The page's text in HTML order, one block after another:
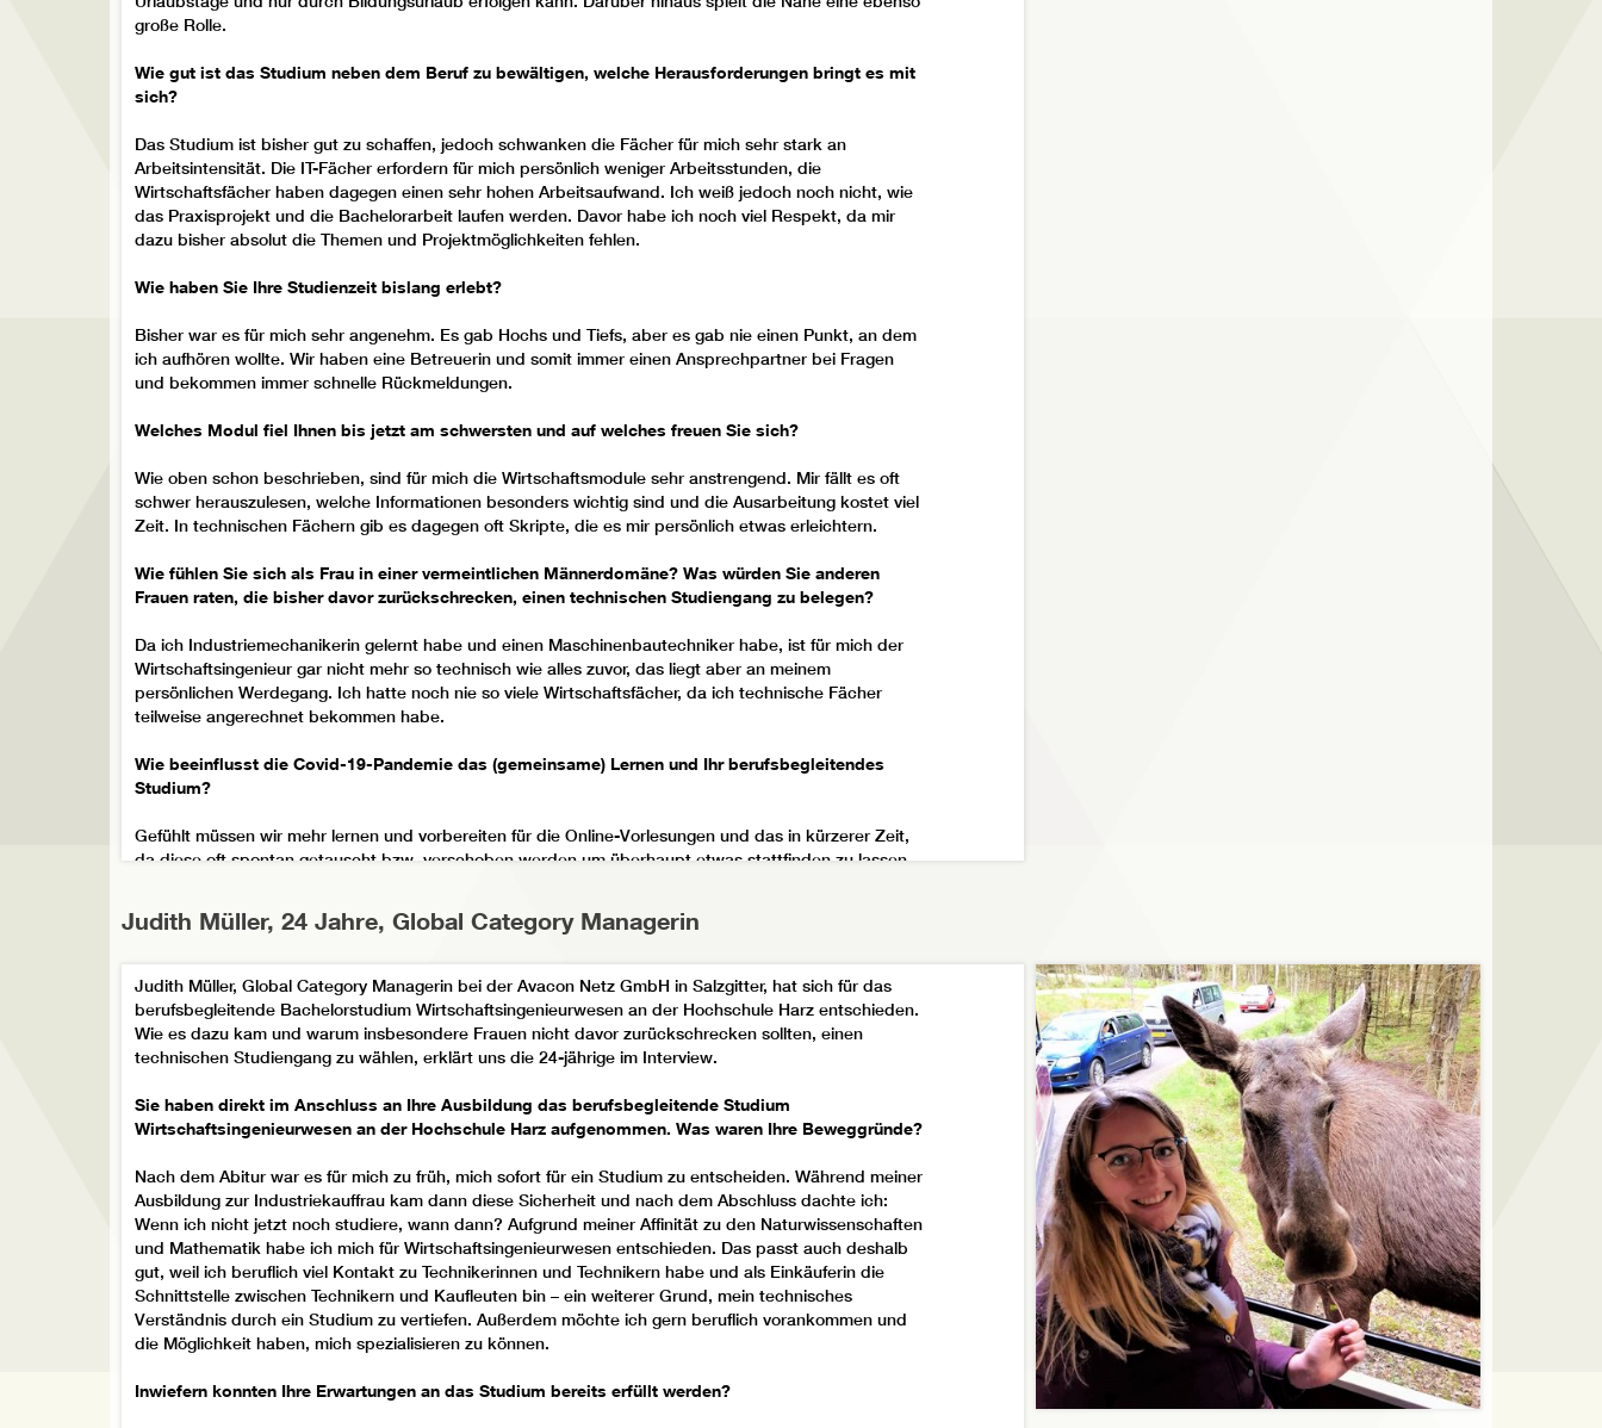
große Rolle.
Wie gut ist das Studium neben dem Beruf zu bewältigen, welche Herausforderungen bringt es mit
sich?
Das Studium ist bisher gut zu schaffen, jedoch schwanken die Fächer für mich sehr stark an
Arbeitsintensität. Die IT-Fächer erfordern für mich persönlich weniger Arbeitsstunden, die
Wirtschaftsfächer haben dagegen einen sehr hohen Arbeitsaufwand. Ich weiß jedoch noch nicht, wie
das Praxisprojekt und die Bachelorarbeit laufen werden. Davor habe ich noch viel Respekt, da mir
dazu bisher absolut die Themen und Projektmöglichkeiten fehlen.
Wie haben Sie Ihre Studienzeit bislang erlebt?
Bisher war es für mich sehr angenehm. Es gab Hochs und Tiefs, aber es gab nie einen Punkt, an dem
ich aufhören wollte. Wir haben eine Betreuerin und somit immer einen Ansprechpartner bei Fragen
und bekommen immer schnelle Rückmeldungen.
Welches Modul fiel Ihnen bis jetzt am schwersten und auf welches freuen Sie sich?
Wie oben schon beschrieben, sind für mich die Wirtschaftsmodule sehr anstrengend. Mir fällt es oft
schwer herauszulesen, welche Informationen besonders wichtig sind und die Ausarbeitung kostet viel
Zeit. In technischen Fächern gib es dagegen oft Skripte, die es mir persönlich etwas erleichtern.
Wie fühlen Sie sich als Frau in einer vermeintlichen Männerdomäne? Was würden Sie anderen
Frauen raten, die bisher davor zurückschrecken, einen technischen Studiengang zu belegen?
Da ich Industriemechanikerin gelernt habe und einen Maschinenbautechniker habe, ist für mich der
Wirtschaftsingenieur gar nicht mehr so technisch wie alles zuvor, das liegt aber an meinem
persönlichen Werdegang. Ich hatte noch nie so viele Wirtschaftsfächer, da ich technische Fächer
teilweise angerechnet bekommen habe.
Wie beeinflusst die Covid-19-Pandemie das (gemeinsame) Lernen und Ihr berufsbegleitendes
Studium?
Gefühlt müssen wir mehr lernen und vorbereiten für die Online-Vorlesungen und das in kürzerer Zeit,
da diese oft spontan getauscht bzw. verschoben werden um überhaupt etwas stattfinden zu lassen.
Was macht Ihr Studium an der Hochschule Harz aus und was würden Sie Interessenten für ein
Das Studium an der Hochschule Harz ist sehr gut vereinbar mit Job und Privatleben. Was es mir am
Ende tatsächlich bringt, kann ich zum heutigen Zeitpunkt noch nicht sagen. Ich mache das zum
größten Teil für mich und hoffe, dass mich die Fachrichtung in Hinblick auf die Klimaziele und den
damit verbundenen Umbruch weiterbringen.
Frau Klewe - Alles Gute!
Januar 2021
Judith Müller, 24 Jahre, Global Category Managerin
Judith Müller, Global Category Managerin bei der Avacon Netz GmbH in Salzgitter, hat sich für das
berufsbegleitende Bachelorstudium Wirtschaftsingenieurwesen an der Hochschule Harz entschieden.
Wie es dazu kam und warum insbesondere Frauen nicht davor zurückschrecken sollten, einen
technischen Studiengang zu wählen, erklärt uns die 24-jährige im Interview.
Sie haben direkt im Anschluss an Ihre Ausbildung das berufsbegleitende Studium
Wirtschaftsingenieurwesen an der Hochschule Harz aufgenommen. Was waren Ihre Beweggründe?
Nach dem Abitur war es für mich zu früh, mich sofort für ein Studium zu entscheiden. Während meiner
Ausbildung zur Industriekauffrau kam dann diese Sicherheit und nach dem Abschluss dachte ich:
Wenn ich nicht jetzt noch studiere, wann dann? Aufgrund meiner Affinität zu den Naturwissenschaften
und Mathematik habe ich mich für Wirtschaftsingenieurwesen entschieden. Das passt auch deshalb
gut, weil ich beruflich viel Kontakt zu Technikerinnen und Technikern habe und als Einkäuferin die
Schnittstelle zwischen Technikern und Kaufleuten bin – ein weiterer Grund, mein technisches
Verständnis durch ein Studium zu vertiefen. Außerdem möchte ich gern beruflich vorankommen und
die Möglichkeit haben, mich spezialisieren zu können.
Inwiefern konnten Ihre Erwartungen an das Studium bereits erfüllt werden?